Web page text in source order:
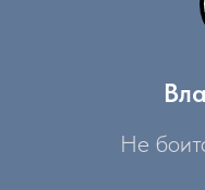
Не